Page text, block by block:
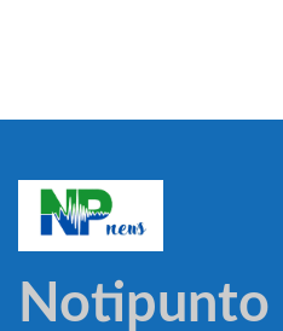
Notipunto